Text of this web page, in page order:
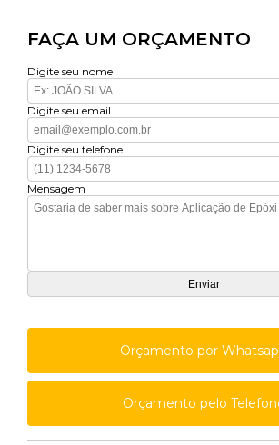
FAÇA UM ORÇAMENTO
Digite seu nome
Digite seu email
Digite seu telefone
Mensagem
Orçamento por
Orçamento pelo